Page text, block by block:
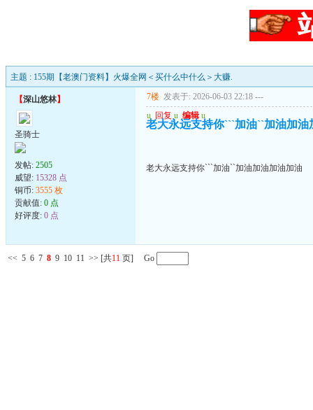
主题 : 155期【老澳门资料】火爆全网＜买什么中什么＞大赚.
【深山悠林】
圣骑士
发帖: 2505
威望: 15328 点
铜币: 3555 枚
贡献值: 0 点
好评度: 0 点
7楼 发表于: 2026-06-03 22:18 ---
u 回复 u 编辑 u
老大永远支持你```加油``加油加油
老大永远支持你```加油``加油加油加油加油
<< 5 6 7 8 9 10 11 >> [共11 页] Go